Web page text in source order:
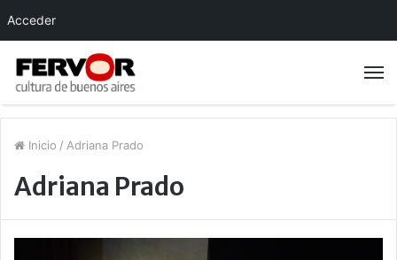
Inicio / Adriana Prado
Adriana Prado
Acceder